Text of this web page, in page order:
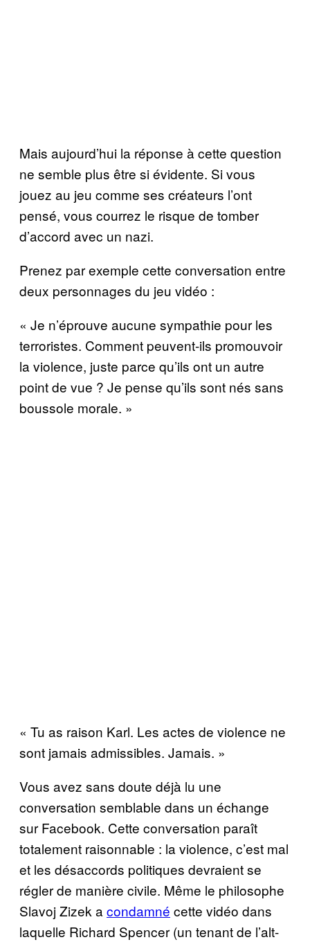
Mais aujourd’hui la réponse à cette question
ne semble plus être si évidente. Si vous
jouez au jeu comme ses créateurs l’ont
pensé, vous courrez le risque de tomber
d’accord avec un nazi.
Prenez par exemple cette conversation entre
deux personnages du jeu vidéo :
« Je n’éprouve aucune sympathie pour les
terroristes. Comment peuvent-ils promouvoir
la violence, juste parce qu’ils ont un autre
point de vue ? Je pense qu’ils sont nés sans
boussole morale. »
« Tu as raison Karl. Les actes de violence ne
sont jamais admissibles. Jamais. »
Vous avez sans doute déjà lu une
conversation semblable dans un échange
sur Facebook. Cette conversation paraît
totalement raisonnable : la violence, c’est mal
et les désaccords politiques devraient se
régler de manière civile. Même le philosophe
Slavoj Zizek a condamné cette vidéo dans
laquelle Richard Spencer (un tenant de l’alt-